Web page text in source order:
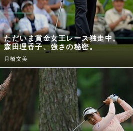
ただいま賞金女王レース独走中。
森田理香子、強さの秘密。
月橋文美